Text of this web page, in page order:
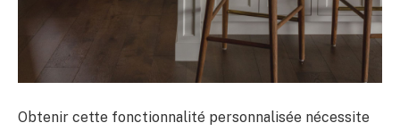
Obtenir cette fonctionnalité personnalisée nécessite